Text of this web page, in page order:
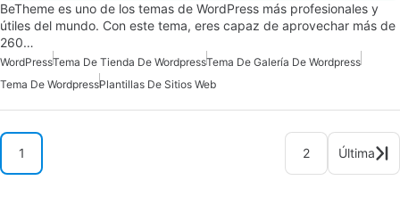
BeTheme es uno de los temas de WordPress más profesionales y
útiles del mundo. Con este tema, eres capaz de aprovechar más de
260…
WordPressTema De Tienda De WordpressTema De Galería De Wordpress
Tema De WordpressPlantillas De Sitios Web
1 2 Última